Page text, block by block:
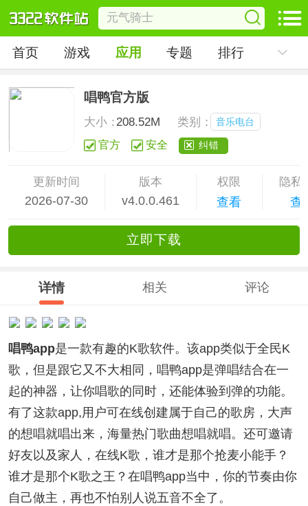
首页 游戏 应用 专题 排行
唱鸭官方版
大小：208.52M 类别： 音乐电台
官方 安全 纠错
更新时间
2026-07-30
版本
v4.0.0.461
权限
查看
隐私
查
立即下载
详情 相关 评论
唱鸭app是一款有趣的K歌软件。该app类似于全民K
歌，但是跟它又不大相同，唱鸭app是弹唱结合在一
起的神器，让你唱歌的同时，还能体验到弹的功能。
有了这款app,用户可在线创建属于自己的歌房，大声
的想唱就唱出来，海量热门歌曲想唱就唱。还可邀请
好友以及家人，在线K歌，谁才是那个抢麦小能手？
谁才是那个K歌之王？在唱鸭app当中，你的节奏由你
自己做主，再也不怕别人说五音不全了。